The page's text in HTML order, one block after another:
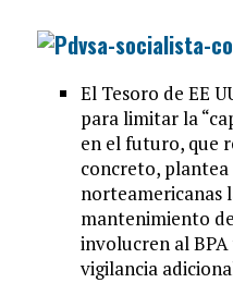
El Tesoro de EE
para limitar la
en el futuro, que
concreto,
norteamericanas
mantenimiento
involucren al
vigilancia